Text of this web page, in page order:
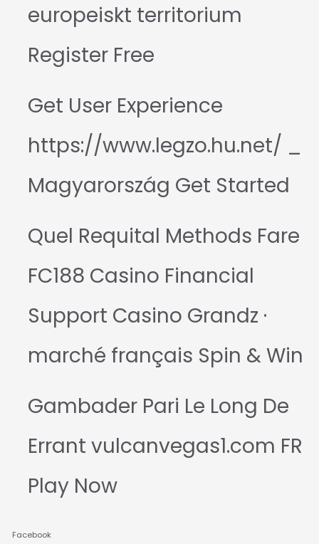
europeiskt territorium
Register Free
Get User Experience
https://www.legzo.hu.net/ _
Magyarország Get Started
Quel Requital Methods Fare
FC188 Casino Financial
Support Casino Grandz ·
marché français Spin & Win
Gambader Pari Le Long De
Errant vulcanvegas1.com FR
Play Now
Facebook